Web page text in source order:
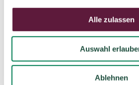
Alle zulassen
Auswahl
Ablehnen
Türbreite min. 90 cm
Zugänge stufenlos (max. 3 cm)
Aufzug
Türbreite min. 90 cm